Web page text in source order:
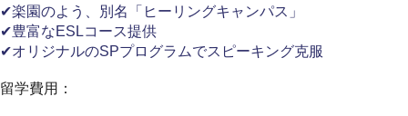
✔楽園のよう、別名「ヒーリングキャンパス」
✔豊富なESLコース提供
✔オリジナルのSPプログラムでスピーキング克服
留学費用：